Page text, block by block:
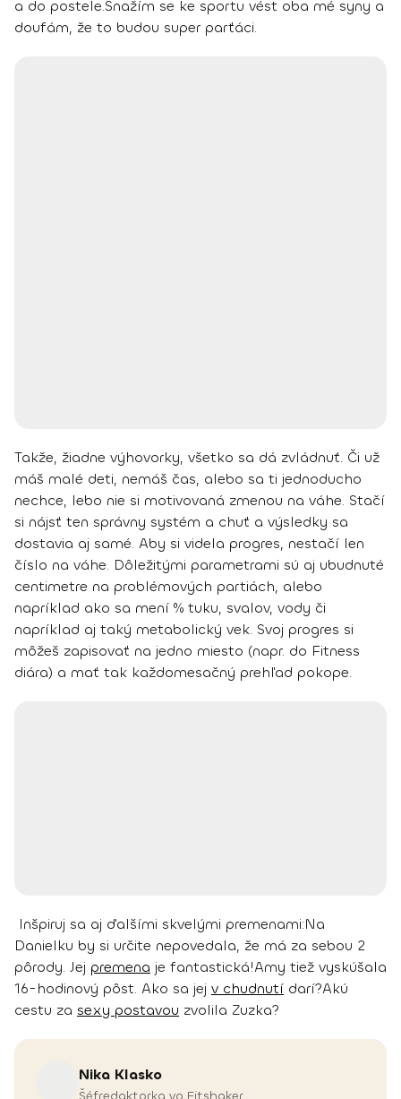
a do postele.Snažím se ke sportu vést oba mé syny a
doufám, že to budou super parťáci.
Takže, žiadne výhovorky, všetko sa dá zvládnuť. Či už
máš malé deti, nemáš čas, alebo sa ti jednoducho
nechce, lebo nie si motivovaná zmenou na váhe. Stačí
si nájsť ten správny systém a chuť a výsledky sa
dostavia aj samé. Aby si videla progres, nestačí len
číslo na váhe. Dôležitými parametrami sú aj ubudnuté
centimetre na problémových partiách, alebo
napríklad ako sa mení % tuku, svalov, vody či
napríklad aj taký metabolický vek. Svoj progres si
môžeš zapisovať na jedno miesto (napr. do Fitness
diára) a mať tak každomesačný prehľad pokope.
Inšpiruj sa aj ďalšími skvelými premenami:Na
Danielku by si určite nepovedala, že má za sebou 2
pôrody. Jej premena je fantastická!Amy tiež vyskúšala
16-hodinový pôst. Ako sa jej v chudnutí darí?Akú
cestu za sexy postavou zvolila Zuzka?
Nika Klasko